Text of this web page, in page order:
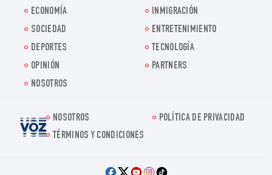
ECONOMÍA
INMIGRACIÓN
SOCIEDAD
ENTRETENIMIENTO
DEPORTES
TECNOLOGÍA
OPINIÓN
PARTNERS
NOSOTROS
Voz.us
NOSOTROS
POLÍTICA DE PRIVACIDAD
TÉRMINOS Y CONDICIONES